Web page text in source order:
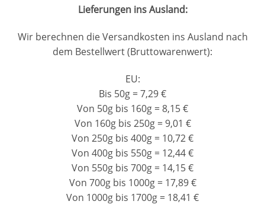
Lieferungen ins Ausland:
Wir berechnen die Versandkosten ins Ausland nach
dem Bestellwert (Bruttowarenwert):
EU:
Bis 50g = 7,29 €
Von 50g bis 160g = 8,15 €
Von 160g bis 250g = 9,01 €
Von 250g bis 400g = 10,72 €
Von 400g bis 550g = 12,44 €
Von 550g bis 700g = 14,15 €
Von 700g bis 1000g = 17,89 €
Von 1000g bis 1700g = 18,41 €